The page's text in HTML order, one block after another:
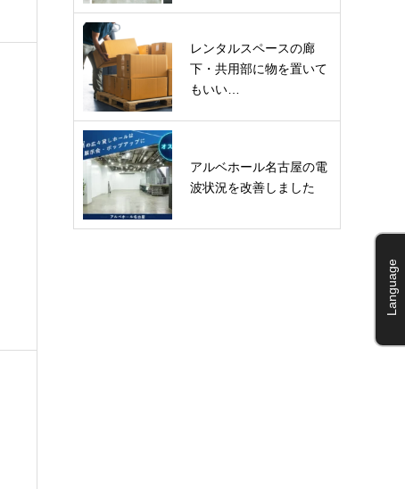
レンタルスペースの廊
下・共用部に物を置いて
もいい…
アルベホール名古屋の電
波状況を改善しました
Language